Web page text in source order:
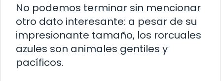
No podemos terminar sin mencionar
otro dato interesante: a pesar de su
impresionante tamaño, los rorcuales
azules son animales gentiles y
pacíficos.